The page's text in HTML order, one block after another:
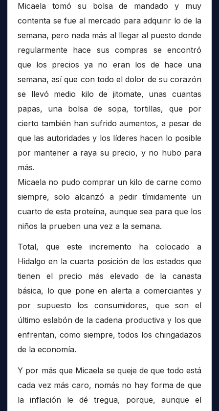
Micaela tomó su bolsa de mandado y muy
contenta se fue al mercado para adquirir lo de la
semana, pero nada más al llegar al puesto donde
regularmente hace sus compras se encontró
que los precios ya no eran los de hace una
semana, así que con todo el dolor de su corazón
se llevó medio kilo de jitomate, unas cuantas
papas, una bolsa de sopa, tortillas, que por
cierto también han sufrido aumentos, a pesar de
que las autoridades y los líderes hacen lo posible
por mantener a raya su precio, y no hubo para
más.
Micaela no pudo comprar un kilo de carne como
siempre, solo alcanzó a pedir tímidamente un
cuarto de esta proteína, aunque sea para que los
niños la prueben una vez a la semana.
Total, que este incremento ha colocado a
Hidalgo en la cuarta posición de los estados que
tienen el precio más elevado de la canasta
básica, lo que pone en alerta a comerciantes y
por supuesto los consumidores, que son el
último eslabón de la cadena productiva y los que
enfrentan, como siempre, todos los chingadazos
de la economía.
Y por más que Micaela se queje de que todo está
cada vez más caro, nomás no hay forma de que
la inflación le dé tregua, porque, aunque el